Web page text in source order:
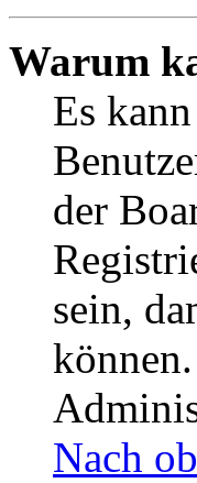
Warum
Es
der
sein,
Nach